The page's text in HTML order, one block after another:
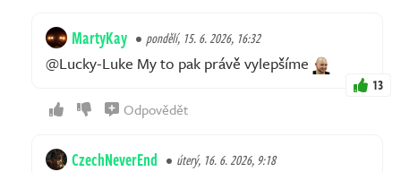
MartyKay pondělí, 15. 6. 2026, 16:32
@Lucky-Luke My to pak právě vylepšíme
13
Odpovědět
CzechNeverEnd úterý, 16. 6. 2026, 9:18